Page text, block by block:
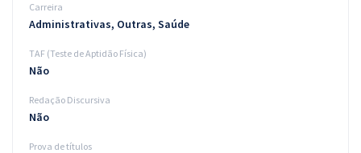
Carreira
Administrativas, Outras, Saúde
TAF (Teste de Aptidão Física)
Não
Redação Discursiva
Não
Prova de títulos